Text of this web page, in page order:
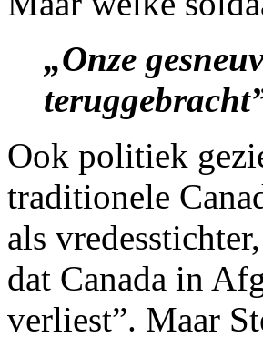
„Onze
Ook politiek
traditionele
als
dat Canada in
verliest”. Maar